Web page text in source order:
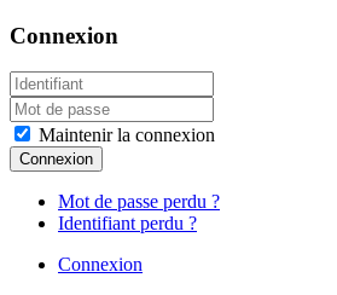
Connexion
Maintenir la connexion
Connexion
Mot de passe perdu ?
Identifiant perdu ?
Connexion